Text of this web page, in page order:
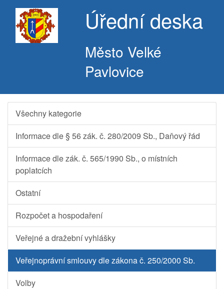
Úřední deska
Město Velké
Pavlovice
Všechny kategorie
Informace dle § 56 zák. č. 280/2009 Sb., Daňový řád
Informace dle zák. č. 565/1990 Sb., o místních
poplatcích
Ostatní
Rozpočet a hospodaření
Veřejné a dražební vyhlášky
Veřejnoprávní smlouvy dle zákona č. 250/2000 Sb.
Volby